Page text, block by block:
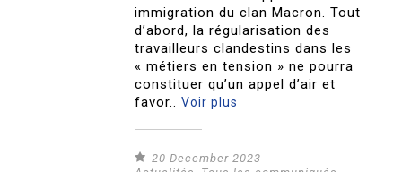
immigration du clan Macron. Tout
d’abord, la régularisation des
travailleurs clandestins dans les
« métiers en tension » ne pourra
constituer qu’un appel d’air et
favor..Voir plus
20 December 2023